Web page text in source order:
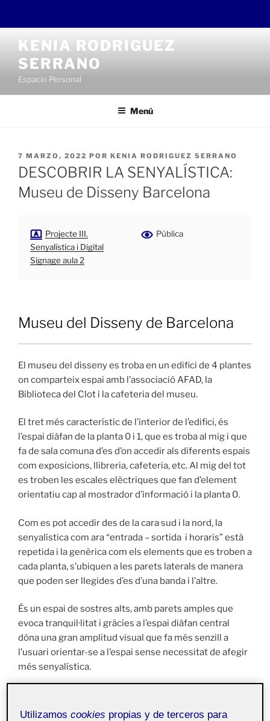
contenido
KENIA RODRIGUEZ
SERRANO
Espacio Personal
Menú
PUBLICADO
EL
7 MARZO, 2022 POR KENIA RODRIGUEZ SERRANO
DESCOBRIR LA SENYALÍSTICA:
Museu de Disseny Barcelona
Projecte III.
Senyalística i Digital
Signage aula 2
Pública
Museu del Disseny de Barcelona
El museu del disseny es troba en un edifici de 4 plantes
on comparteix espai amb l’associació AFAD, la
Biblioteca del Clot i la cafeteria del museu.
El tret més característic de l’interior de l’edifici, és
l’espai diàfan de la planta 0 i 1, que es troba al mig i que
fa de sala comuna d’es d’on accedir als diferents espais
com exposicions, llibreria, cafeteria, etc. Al mig del tot
es troben les escales elèctriques que fan d’element
orientatiu cap al mostrador d’informació i la planta 0.
Com es pot accedir des de la cara sud i la nord, la
senyalística com ara “entrada – sortida i horaris” està
repetida i la genèrica com els elements que es troben a
cada planta, s’ubiquen a les parets laterals de manera
que poden ser llegides d’es d’una banda i l’altre.
És un espai de sostres alts, amb parets amples que
evoca tranquil·litat i gràcies a l’espai diàfan central
dóna una gran amplitud visual que fa més senzill a
l’usuari orientar-se a l’espai sense necessitat de afegir
més senyalística.
Utilizamoscookies propias y de terceros para